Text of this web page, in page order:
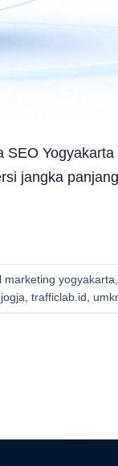
jangka
marketing yogyakarta
trafficlab.id